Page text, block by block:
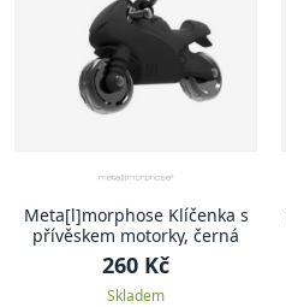
Meta[l]morphose Klíčenka s
přívěskem motorky, černá
260 Kč
Skladem